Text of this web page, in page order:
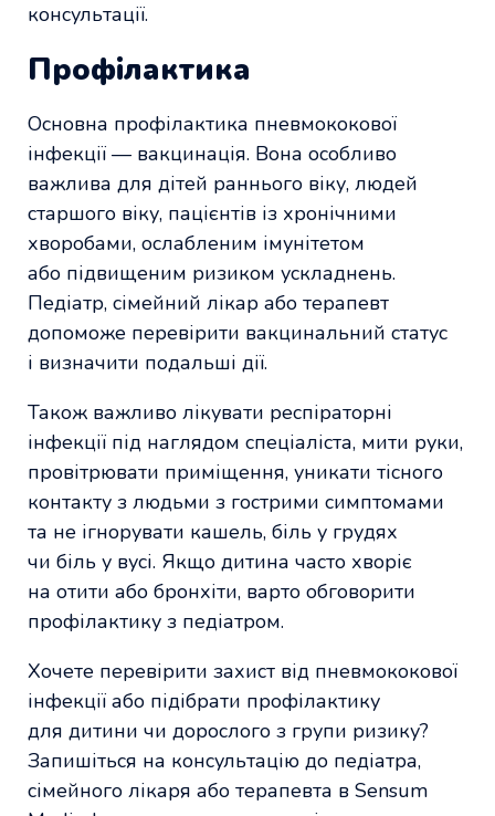
консультації.
Профілактика
Основна профілактика пневмококової
інфекції — вакцинація. Вона особливо
важлива для дітей раннього віку, людей
старшого віку, пацієнтів із хронічними
хворобами, ослабленим імунітетом
або підвищеним ризиком ускладнень.
Педіатр, сімейний лікар або терапевт
допоможе перевірити вакцинальний статус
і визначити подальші дії.
Також важливо лікувати респіраторні
інфекції під наглядом спеціаліста, мити руки,
провітрювати приміщення, уникати тісного
контакту з людьми з гострими симптомами
та не ігнорувати кашель, біль у грудях
чи біль у вусі. Якщо дитина часто хворіє
на отити або бронхіти, варто обговорити
профілактику з педіатром.
Хочете перевірити захист від пневмококової
інфекції або підібрати профілактику
для дитини чи дорослого з групи ризику?
Запишіться на консультацію до педіатра,
сімейного лікаря або терапевта в Sensum